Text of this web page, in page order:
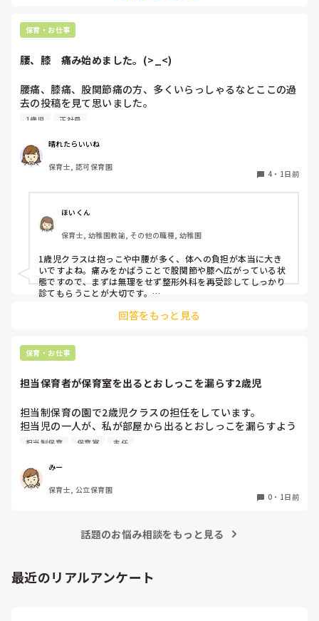
待つスタイルから一歩踏み出して、リーダー側から「〇〇の
件、どこまで進んだ？」「困ってることない？」と具体的に声
てしまうと、後輩も質問しやすくなりますよ。一人で抱え込ま
ず、声をかけやすい雰囲気作りから試してみてくださいね。
保育・お仕事
腰、膝　痛み始めました。(>_<)
腰痛、膝痛、股関節痛の方、多くいらっしゃるなとここの過
去の投稿を見て思いました。
という私も、２週間前、初めて腰痛になりました。
右腰が痛くて、起き上がれない。
ようやく立てたら、しゃがめない。
驚きました。
通院して、コルセット、湿布、痛み止め、電気などで１週間
乗り切ったら
週末には、左が痛みだし、これも痛み止めや湿布で抑えて仕
事をしていたら、
床から支えなしに立ち上がりにくくなり、痛みが走ります。
自転車通勤ですが、それも、膝や太ももに痛みが来始めまし
た。
今は８月。
家でもやることはあります。
日常生活すら支障をきたすほどになりました。
椅子に座って作業をすれば？
と、園で言われました。
なので、子ども椅子程度の高さの踏み台に座って、試してみ
ただじっと座っていても、5分も座ればお尻に痛みがきま
体をひねる、少し立ち上がる、体を折りたたむような姿勢に
1歳児 正社員
晴れたらいいね
保育士, 認可保育園
4 ・ 1日前
ほいくん
保育士, 幼稚園教諭, その他の職種, 幼稚園
1歳児クラスは抱っこや中腰が多く、体への負担が本当に大き
いですよね。痛みをかばうことで股関節や膝へ広がっている状
態ですので、まずは無理をせず整形外科を再受診してしっかり
診てもらうことが大切です。
用したり、抱っこや重い作業は周囲の先生に相談して頼むよう
回答をもっと見る
保育・お仕事
担当保育者が保育室を出るとおしっこを漏らす2歳児
担当制保育の園で2歳児クラスの担任をしています。
担当児の一人が、私が部屋から出るとおしっこを漏らすよう
になりました。
4月から私への執着が強かったのですが、特に寝かしつけの
時に私がそばに行かないと繰り返し大きい声で呼んだり私が
寝かしつけしている子にちょっかいを出したり、何回もトイ
パンツで寝れる子が増えてきて、寝かしつけの時にトイレに
しかし寝かしつけに入る前にトイレでしっかり排尿している
ので、その子には待っててねといい外に出ていました。今日
担当制保育 保育室 主任
みー
保育士, 公立保育園
0 ・ 1日前
話題のお悩み相談をもっと見る
最近のリアルアンケート